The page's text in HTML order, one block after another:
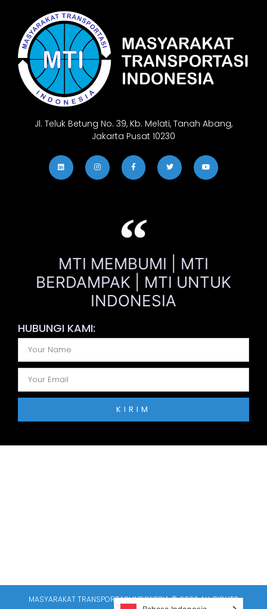
Jl. Teluk Betung No. 39, Kb. Melati, Tanah Abang,
Jakarta Pusat 10230
MTI MEMBUMI | MTI
BERDAMPAK | MTI UNTUK
INDONESIA
HUBUNGI KAMI:
KIRIM
MASYARAKAT TRANSPORTASI INDONESIA © 2026 ALL RIGHTS
RESERVED​